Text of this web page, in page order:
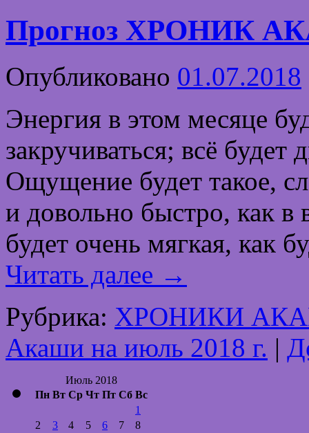
Прогноз ХРОНИК
Опубликовано 01.07.2018
Энергия в этом месяце
закручиваться; всё
Ощущение будет такое,
и довольно быстро, как в
будет очень мягкая, как
Читать далее →
Рубрика: ХРОНИКИ
Акаши на июль 2018 г. |
Июль 2018
Пн Вт Ср Чт Пт Сб Вс
1
2
3 4 5 6 7
8